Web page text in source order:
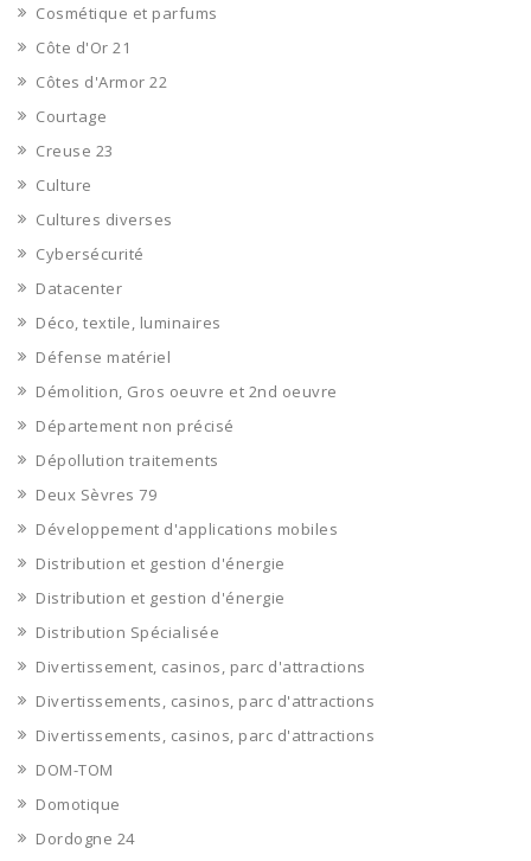
Cosmétique et parfums
Côte d'Or 21
Côtes d'Armor 22
Courtage
Creuse 23
Culture
Cultures diverses
Cybersécurité
Datacenter
Déco, textile, luminaires
Défense matériel
Démolition, Gros oeuvre et 2nd oeuvre
Département non précisé
Dépollution traitements
Deux Sèvres 79
Développement d'applications mobiles
Distribution et gestion d'énergie
Distribution et gestion d'énergie
Distribution Spécialisée
Divertissement, casinos, parc d'attractions
Divertissements, casinos, parc d'attractions
Divertissements, casinos, parc d'attractions
DOM-TOM
Domotique
Dordogne 24